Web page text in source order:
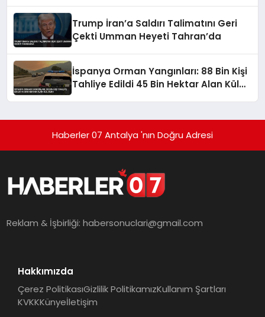
Trump İran’a Saldırı Talimatını Geri
Çekti Umman Heyeti Tahran’da
İspanya Orman Yangınları: 88 Bin Kişi
Tahliye Edildi 45 Bin Hektar Alan Kül
Haberler 07 Antalya 'nın Doğru Adresi
Reklam & İşbirliği:habersonuclari@gmail.com
Hakkımızda
Çerez PolitikasıGizlilik PolitikamızKullanım Şartları
KVKKKünyeİletişim